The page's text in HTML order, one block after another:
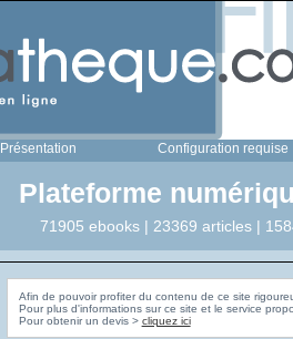
Présentation Configuration requise
Plateforme
71905 ebooks | 23369 articles |
Afin de pouvoir profiter du contenu de ce site
Pour plus d'informations sur ce site et le service
Pour obtenir un devis > cliquez ici